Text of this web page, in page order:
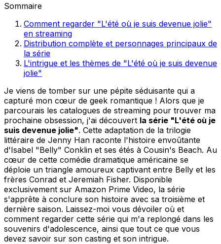
Sommaire
Comment regarder "L'été où je suis devenue jolie"
en streaming
Distribution complète et personnages principaux de
la série
L'intrigue et les thèmes de "L'été où je suis devenue
jolie"
Je viens de tomber sur une pépite séduisante qui a
capturé mon cœur de geek romantique ! Alors que je
parcourais les catalogues de streaming pour trouver ma
prochaine obsession, j'ai découvert la série "L'été où je
suis devenue jolie". Cette adaptation de la trilogie
littéraire de Jenny Han raconte l'histoire envoûtante
d'Isabel "Belly" Conklin et ses étés à Cousin's Beach. Au
cœur de cette comédie dramatique américaine se
déploie un triangle amoureux captivant entre Belly et les
frères Conrad et Jeremiah Fisher. Disponible
exclusivement sur Amazon Prime Video, la série
s'apprête à conclure son histoire avec sa troisième et
dernière saison. Laissez-moi vous dévoiler où et
comment regarder cette série qui m'a replongé dans les
souvenirs d'adolescence, ainsi que tout ce que vous
devez savoir sur son casting et son intrigue.